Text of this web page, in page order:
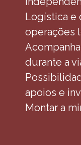
Logística e
operações
durante a
apoios e
Montar a